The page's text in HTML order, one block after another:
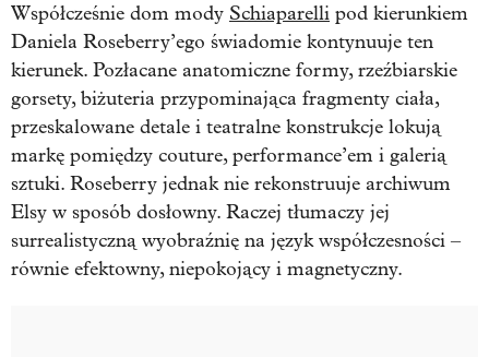
Współcześnie dom mody Schiaparelli pod kierunkiem
Daniela Roseberry’ego świadomie kontynuuje ten
kierunek. Pozłacane anatomiczne formy, rzeźbiarskie
gorsety, biżuteria przypominająca fragmenty ciała,
przeskalowane detale i teatralne konstrukcje lokują
markę pomiędzy couture, performance’em i galerią
sztuki. Roseberry jednak nie rekonstruuje archiwum
Elsy w sposób dosłowny. Raczej tłumaczy jej
surrealistyczną wyobraźnię na język współczesności –
równie efektowny, niepokojący i magnetyczny.